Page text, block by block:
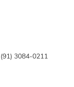
3084-0211